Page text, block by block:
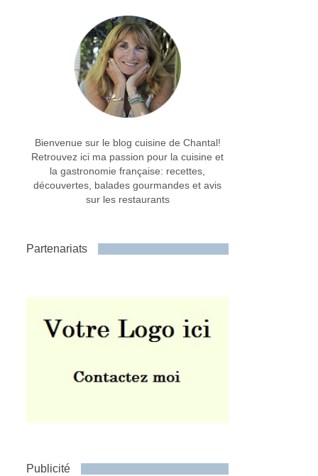
Bienvenue sur le blog cuisine de Chantal!
Retrouvez ici ma passion pour la cuisine et
la gastronomie française: recettes,
découvertes, balades gourmandes et avis
sur les restaurants
Partenariats
Publicité